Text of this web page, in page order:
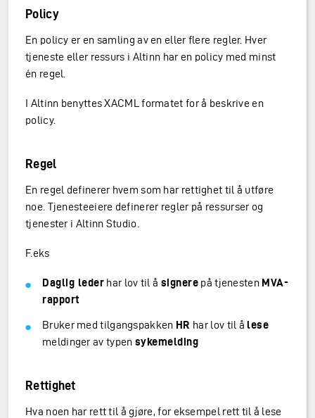
Policy
En policy er en samling av en eller flere regler. Hver
tjeneste eller ressurs i Altinn har en policy med minst
én regel.
I Altinn benyttes XACML formatet for å beskrive en
policy.
Regel
En regel definerer hvem som har rettighet til å utføre
noe. Tjenesteeiere definerer regler på ressurser og
tjenester i Altinn Studio.
F.eks
Daglig leder har lov til å signere på tjenesten MVA-
rapport
Bruker med tilgangspakken HR har lov til ålese
meldinger av typen sykemelding
Rettighet
Hva noen har rett til å gjøre, for eksempel rett til å lese